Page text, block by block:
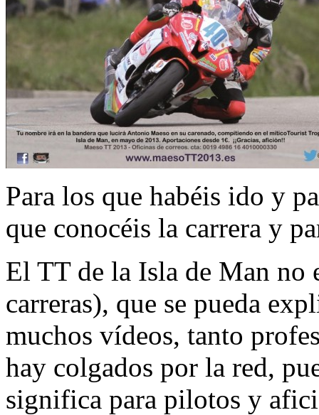
Para los que habéis ido y
que conocéis la carrera y
El TT de la Isla de Man no
carreras), que se pueda
muchos vídeos, tanto
hay colgados por la red,
significa para pilotos y